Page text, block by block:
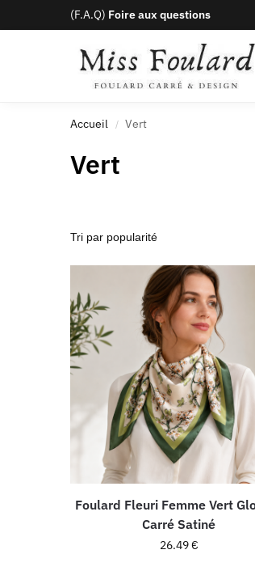
(F.A.Q) Foire aux questions
Ajouté récemment
Accueil / Vert
Vert
Foulard Fleuri Femme Vert
Carré Satiné
26.49€